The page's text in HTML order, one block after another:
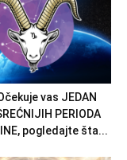
vas JEDAN
PERIODA
pogledajte šta...